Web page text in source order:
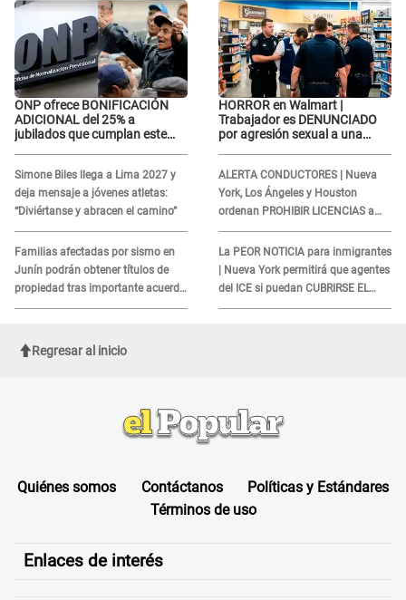
ONP ofrece BONIFICACIÓN
ADICIONAL del 25% a
jubilados que cumplan este
Simone Biles llega a Lima 2027 y
deja mensaje a jóvenes atletas:
“Diviértanse y abracen el camino”
Familias afectadas por sismo en
Junín podrán obtener títulos de
propiedad tras importante acuerdo
de Cofopri
HORROR en Walmart |
Trabajador es DENUNCIADO
por agresión sexual a una
ALERTA CONDUCTORES | Nueva
York, Los Ángeles y Houston
ordenan PROHIBIR LICENCIAS a
quienes no presenten ESTE
DOCUMENTO
La PEOR NOTICIA para inmigrantes
| Nueva York permitirá que agentes
del ICE si puedan CUBRIRSE EL
ROSTRO
Regresar al inicio
Quiénes somos Contáctanos
Políticas y Estándares
Términos de uso
Enlaces de interés